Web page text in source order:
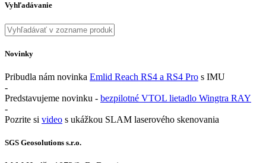
Vyhľadávanie
Novinky
Pribudla nám novinka Emlid Reach RS4 a RS4 Pro s IMU
-
Predstavujeme novinku - bezpilotné VTOL lietadlo Wingtra RAY
-
Pozrite si video s ukážkou SLAM laserového skenovania
SGS Geosolutions s.r.o.